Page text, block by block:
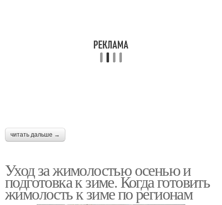
читать дальше →
Уход за жимолостью осенью и
подготовка к зиме. Когда готовить
жимолость к зиме по регионам